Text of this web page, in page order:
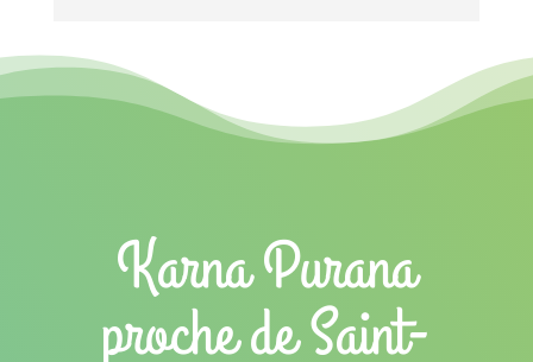
Karna Purana
proche de Saint-